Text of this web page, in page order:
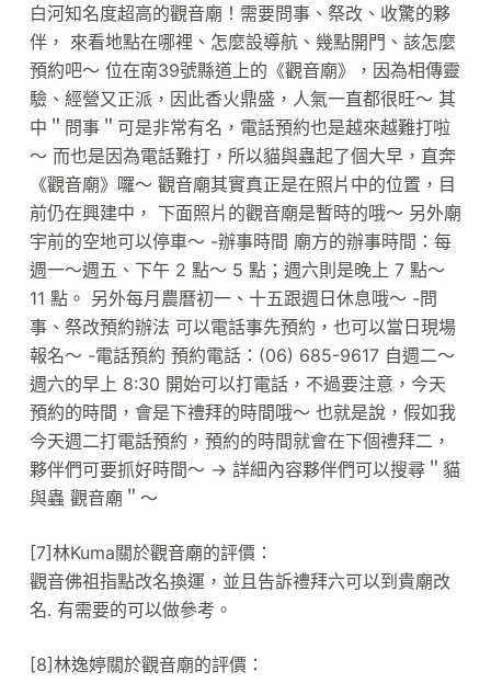
白河知名度超高的觀音廟！需要問事、祭改、收驚的夥
伴， 來看地點在哪裡、怎麼設導航、幾點開門、該怎麼
預約吧～ 位在南39號縣道上的《觀音廟》，因為相傳靈
驗、經營又正派，因此香火鼎盛，人氣一直都很旺～ 其
中＂問事＂可是非常有名，電話預約也是越來越難打啦
～ 而也是因為電話難打，所以貓與蟲起了個大早，直奔
《觀音廟》囉～ 觀音廟其實真正是在照片中的位置，目
前仍在興建中， 下面照片的觀音廟是暫時的哦～ 另外廟
宇前的空地可以停車～ -辦事時間 廟方的辦事時間：每
週一～週五、下午 2 點～ 5 點；週六則是晚上 7 點～
11 點。 另外每月農曆初一、十五跟週日休息哦～ -問
事、祭改預約辦法 可以電話事先預約，也可以當日現場
報名～ -電話預約 預約電話：(06) 685-9617 自週二～
週六的早上 8:30 開始可以打電話，不過要注意，今天
預約的時間，會是下禮拜的時間哦～ 也就是說，假如我
今天週二打電話預約，預約的時間就會在下個禮拜二，
夥伴們可要抓好時間～ → 詳細內容夥伴們可以搜尋＂貓
與蟲 觀音廟＂～
[7]林Kuma關於觀音廟的評價：
觀音佛祖指點改名換運，並且告訴禮拜六可以到貴廟改
名. 有需要的可以做參考。
[8]林逸婷關於觀音廟的評價：